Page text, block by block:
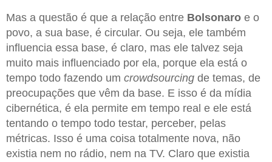
Mas a questão é que a relação entre Bolsonaro e o
povo, a sua base, é circular. Ou seja, ele também
influencia essa base, é claro, mas ele talvez seja
muito mais influenciado por ela, porque ela está o
tempo todo fazendo um crowdsourcing de temas, de
preocupações que vêm da base. E isso é da mídia
cibernética, é ela permite em tempo real e ele está
tentando o tempo todo testar, perceber, pelas
métricas. Isso é uma coisa totalmente nova, não
existia nem no rádio, nem na TV. Claro que existia